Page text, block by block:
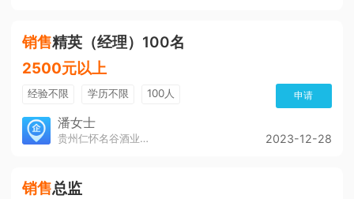
销售精英（经理）100名
2500元以上
经验不限 学历不限 100人 申请
潘女士
贵州仁怀名谷酒业有限公司 2023-12-28
销售总监